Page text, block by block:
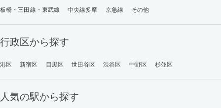
板橋・三田線・東武線
中央線多摩 京急線 その他
行政区から探す
港区 新宿区 目黒区 世田谷区 渋谷区 中野区 杉並区
人気の駅から探す